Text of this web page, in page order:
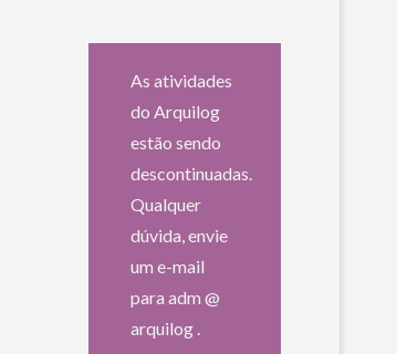
As atividades
do Arquilog
estão sendo
descontinuadas.
Qualquer
dúvida, envie
um e-mail
para adm @
arquilog .